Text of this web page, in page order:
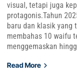
visual, tetapi juga
protagonis.Tahun
baru dan klasik yang
membahas 10 waifu
menggemaskan
Read More